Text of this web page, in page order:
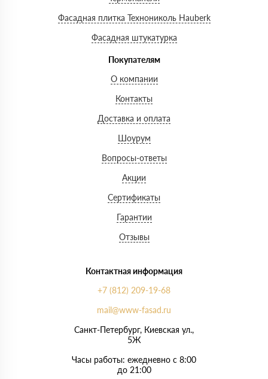
Фасадная плитка Технониколь Hauberk
Фасадная штукатурка
Покупателям
О компании
Контакты
Доставка и оплата
Шоурум
Вопросы-ответы
Акции
Сертификаты
Гарантии
Отзывы
Контактная информация
+7 (812) 209-19-68
mail@www-fasad.ru
Санкт-Петербург, ​Киевская ул.,
5Ж
Часы работы: ежедневно с 8:00
до 21:00